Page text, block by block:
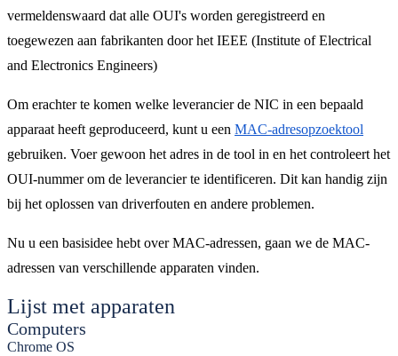
vermeldenswaard dat alle OUI's worden geregistreerd en
toegewezen aan fabrikanten door het IEEE (Institute of Electrical
and Electronics Engineers)
Om erachter te komen welke leverancier de NIC in een bepaald
apparaat heeft geproduceerd, kunt u een MAC-adresopzoektool
gebruiken. Voer gewoon het adres in de tool in en het controleert het
OUI-nummer om de leverancier te identificeren. Dit kan handig zijn
bij het oplossen van driverfouten en andere problemen.
Nu u een basisidee hebt over MAC-adressen, gaan we de MAC-
adressen van verschillende apparaten vinden.
Lijst met apparaten
Computers
Chrome OS